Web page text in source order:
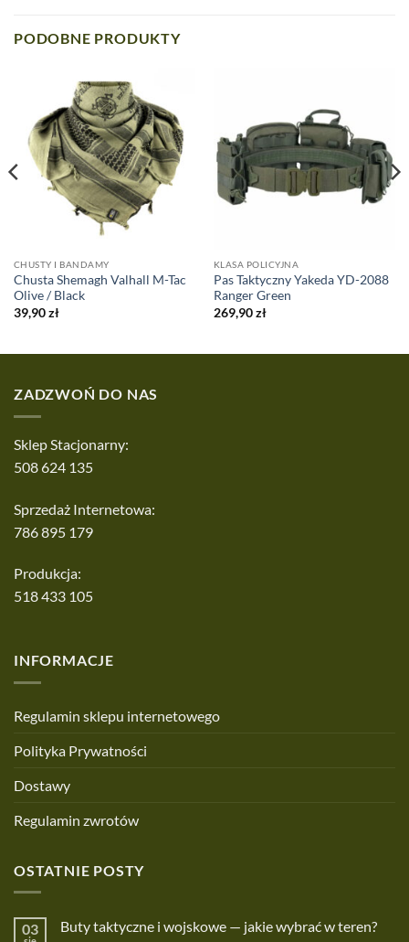
PODOBNE PRODUKTY
CHUSTY I BANDAMY
Chusta Shemagh Valhall M-Tac
Olive / Black
39,90zł
KLASA POLICYJNA
Pas Taktyczny Yakeda YD-2088
Ranger Green
269,90zł
ZADZWOŃ DO NAS
Sklep Stacjonarny:
508 624 135
Sprzedaż Internetowa:
786 895 179
Produkcja:
518 433 105
INFORMACJE
Regulamin sklepu internetowego
Polityka Prywatności
Dostawy
Regulamin zwrotów
OSTATNIE POSTY
03 Buty taktyczne i wojskowe — jakie wybrać w teren?